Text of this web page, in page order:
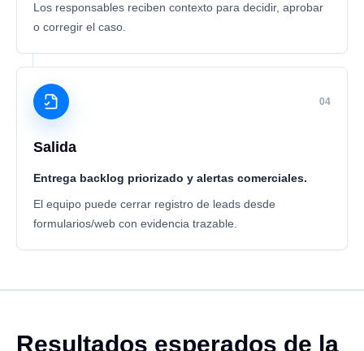
Los responsables reciben contexto para decidir, aprobar
o corregir el caso.
04
Salida
Entrega backlog priorizado y alertas comerciales.
El equipo puede cerrar registro de leads desde
formularios/web con evidencia trazable.
Resultados esperados de la